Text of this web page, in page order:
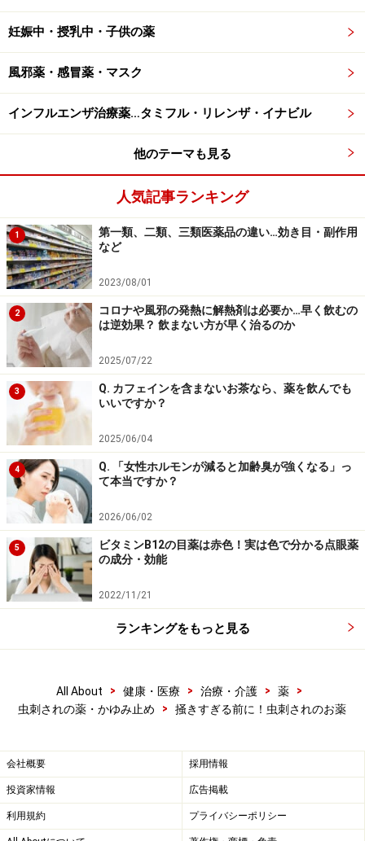
妊娠中・授乳中・子供の薬
風邪薬・感冒薬・マスク
インフルエンザ治療薬…タミフル・リレンザ・イナビル
他のテーマも見る
人気記事ランキング
1
第一類、二類、三類医薬品の違い…効き目・副作用
など
2023/08/01
2
コロナや風邪の発熱に解熱剤は必要か…早く飲むの
は逆効果？ 飲まない方が早く治るのか
2025/07/22
3
Q. カフェインを含まないお茶なら、薬を飲んでも
いいですか？
2025/06/04
4
Q. 「女性ホルモンが減ると加齢臭が強くなる」っ
て本当ですか？
2026/06/02
5
ビタミンB12の目薬は赤色！実は色で分かる点眼薬
の成分・効能
2022/11/21
ランキングをもっと見る
All About > 健康・医療 > 治療・介護 > 薬
>
虫刺されの薬・かゆみ止め
> 掻きすぎる前に！虫刺されのお薬
会社概要 採用情報
投資家情報 広告掲載
利用規約 プライバシーポリシー